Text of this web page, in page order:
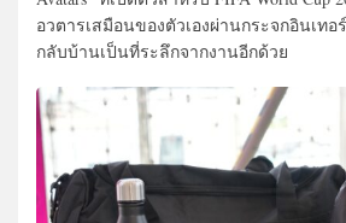
อวตารเสมือนของตัวเองผ่านกระจกอินเท
กลับบ้านเป็นที่ระลึกจากงานอีกด้วย